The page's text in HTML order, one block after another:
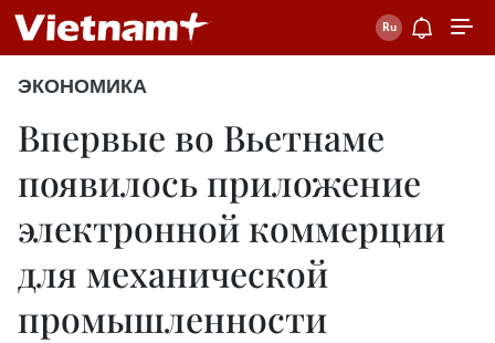
ЭКОНОМИКА
Впервые во Вьетнаме
появилось приложение
электронной коммерции
для механической
промышленности